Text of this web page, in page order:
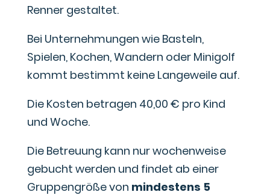
Renner gestaltet.
Bei Unternehmungen wie Basteln,
Spielen, Kochen, Wandern oder Minigolf
kommt bestimmt keine Langeweile auf.
Die Kosten betragen 40,00 € pro Kind
und Woche.
Die Betreuung kann nur wochenweise
gebucht werden und findet ab einer
Gruppengröße von mindestens 5